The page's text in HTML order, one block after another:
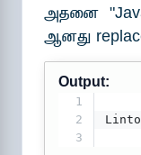
அதனை
ஆனது
Output:
1
2
3